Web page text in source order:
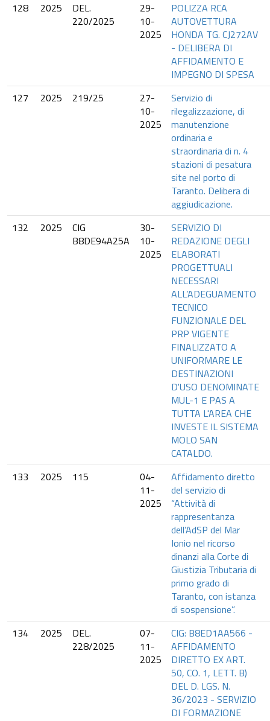
128
2025
DEL.
220/2025
29-
10-
2025
POLIZZA RCA
AUTOVETTURA
HONDA TG. CJ272AV
- DELIBERA DI
AFFIDAMENTO E
IMPEGNO DI SPESA
127
2025 219/25
27-
10-
2025
Servizio di
rilegalizzazione, di
manutenzione
ordinaria e
straordinaria di n. 4
stazioni di pesatura
site nel porto di
Taranto. Delibera di
aggiudicazione.
132
2025
CIG
B8DE94A25A
30-
10-
2025
SERVIZIO DI
REDAZIONE DEGLI
ELABORATI
PROGETTUALI
NECESSARI
ALL’ADEGUAMENTO
TECNICO
FUNZIONALE DEL
PRP VIGENTE
FINALIZZATO A
UNIFORMARE LE
DESTINAZIONI
D'USO DENOMINATE
MUL-1 E PAS A
TUTTA L'AREA CHE
INVESTE IL SISTEMA
MOLO SAN
CATALDO.
133
2025 115
04-
11-
2025
Affidamento diretto
del servizio di
“Attività di
rappresentanza
dell’AdSP del Mar
Ionio nel ricorso
dinanzi alla Corte di
Giustizia Tributaria di
primo grado di
Taranto, con istanza
di sospensione”.
134
2025
DEL.
228/2025
07-
11-
2025
CIG: B8ED1AA566 -
AFFIDAMENTO
DIRETTO EX ART.
50, CO. 1, LETT. B)
DEL D. LGS. N.
36/2023 - SERVIZIO
DI FORMAZIONE